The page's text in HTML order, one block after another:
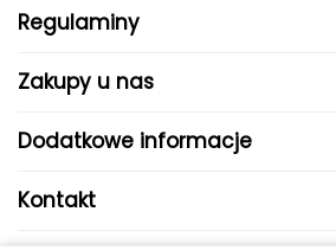
LOOP
LOOP WALK
Regulaminy
Zakupy u nas
Dodatkowe informacje
Kontakt